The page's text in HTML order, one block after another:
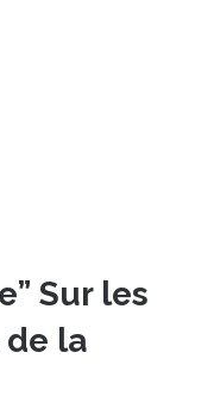
Sur les
la